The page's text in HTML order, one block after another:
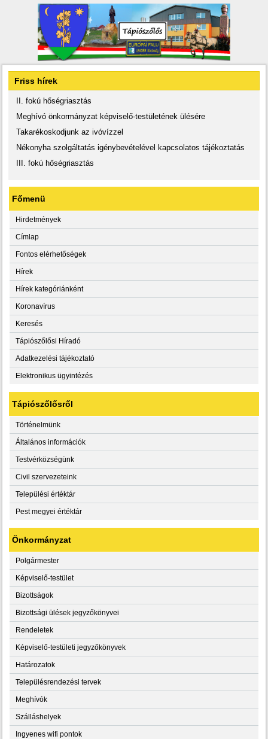
Friss hírek
II. fokú hőségriasztás
Meghívó önkormányzat képviselő-testületének ülésére
Takarékoskodjunk az ivóvízzel
Nékonyha szolgáltatás igénybevételével kapcsolatos tájékoztatás
III. fokú hőségriasztás
Főmenü
Hirdetmények
Címlap
Fontos elérhetőségek
Hírek
Hírek kategóriánként
Koronavírus
Keresés
Tápiószőlősi Híradó
Adatkezelési tájékoztató
Elektronikus ügyintézés
Tápiószőlősről
Történelmünk
Általános információk
Testvérközségünk
Civil szervezeteink
Települési értéktár
Pest megyei értéktár
Önkormányzat
Polgármester
Képviselő-testület
Bizottságok
Bizottsági ülések jegyzőkönyvei
Rendeletek
Képviselő-testületi jegyzőkönyvek
Határozatok
Településrendezési tervek
Meghívók
Szálláshelyek
Ingyenes wifi pontok